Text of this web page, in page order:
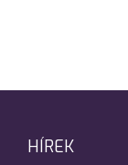
HÍREK